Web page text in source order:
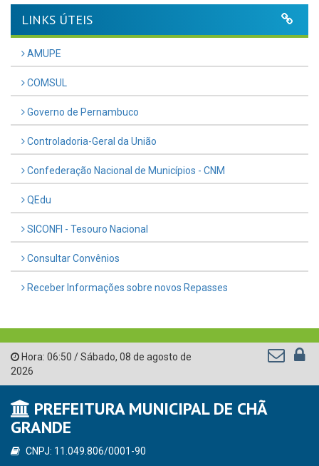
LINKS ÚTEIS
AMUPE
COMSUL
Governo de Pernambuco
Controladoria-Geral da União
Confederação Nacional de Municípios - CNM
QEdu
SICONFI - Tesouro Nacional
Consultar Convênios
Receber Informações sobre novos Repasses
Hora: 06:50 /Sábado, 08 de agosto de
2026
PREFEITURA MUNICIPAL DE CHÃ
GRANDE
CNPJ: 11.049.806/0001-90